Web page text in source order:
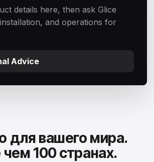
details here, then ask Glice
and operations for
Advice
для вашего мира.
100 странах.